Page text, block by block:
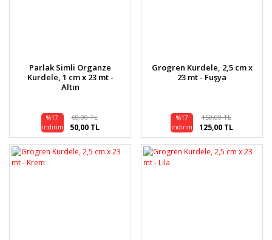
Parlak Simli Organze
Kurdele, 1 cm x 23 mt -
Altın
%17
indirim
60,00 TL
50,00 TL
Grogren Kurdele, 2,5 cm x
23 mt - Fuşya
%17
indirim
150,00 TL
125,00 TL